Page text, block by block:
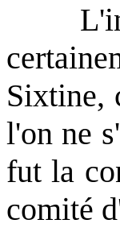
Sixtine,
l'on ne
fut la
comité